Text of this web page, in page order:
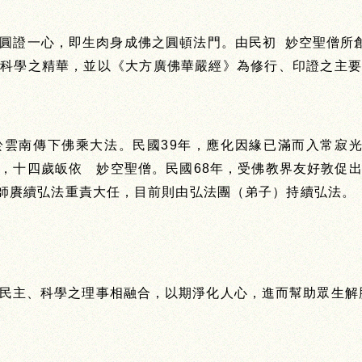
證一心，即生肉身成佛之圓頓法門。由民初 妙空聖僧
學之精華，並以《大方廣佛華嚴經》為修行、印證之主
南傳下佛乘大法。民國39年，應化因緣已滿而入常寂
十四歲皈依 妙空聖僧。民國68年，受佛教界友好敦促
續弘法重責大任，目前則由弘法團（弟子）持續弘法。
主、科學之理事相融合，以期淨化人心，進而幫助眾生